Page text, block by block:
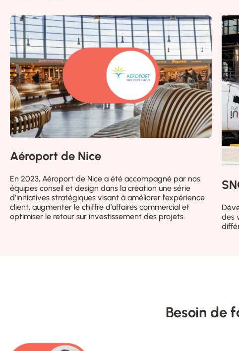
Aéroport de Nice
En 2023, Aéroport de Nice a été accompagné par nos
équipes conseil et design dans la création une série
d’initiatives stratégiques visant à améliorer l’expérience
client, augmenter le chiffre d’affaires commercial et
optimiser le retour sur investissement des projets.
des
Besoin de